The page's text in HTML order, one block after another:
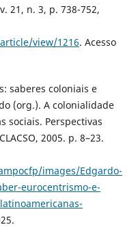
21, n. 3, p. 738-752,
view/1216. Acesso
saberes coloniais e
(org.). A colonialidade
sociais. Perspectivas
2005. p. 8–23.
images/Edgardo-
eurocentrismo-e-